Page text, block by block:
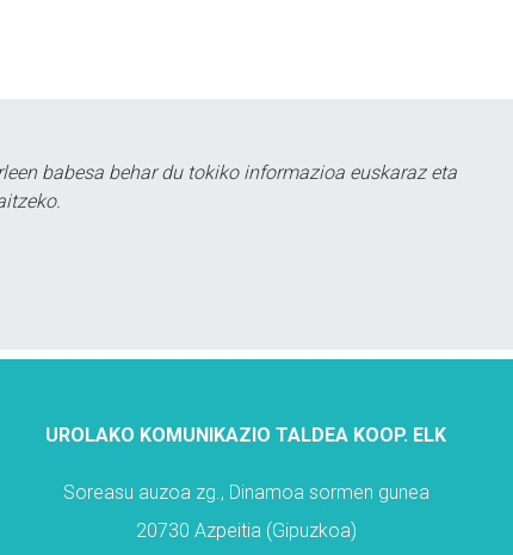
babesa behar du tokiko informazioa euskaraz eta
UROLAKO KOMUNIKAZIO TALDEA KOOP. ELK
Soreasu auzoa zg., Dinamoa sormen gunea
20730 Azpeitia (Gipuzkoa)